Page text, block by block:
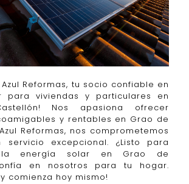
Azul Reformas, tu socio confiable en
para viviendas y particulares en
Nos apasiona ofrecer
y rentables en Grao de
Reformas, nos comprometemos
excepcional. ¿Listo para
la energía solar en Grao de
en nosotros para tu hogar.
comienza hoy mismo!